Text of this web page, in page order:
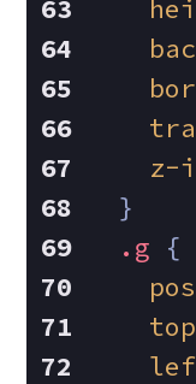
z-
  }
.g {
top